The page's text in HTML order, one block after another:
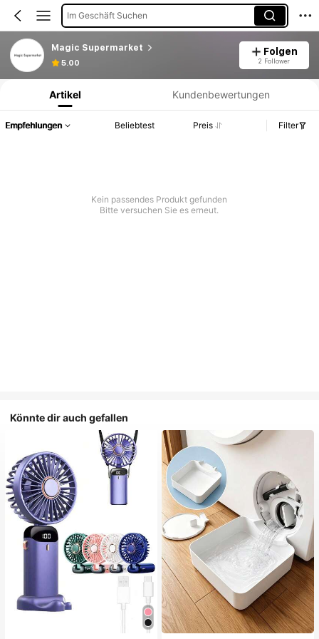
Im Geschäft Suchen
Magic Supermarket
5.00
Folgen
2 Follower
Produktinformation: Preisangabe, Verkaufs- und Lagerbestandsdetails.
Artikel Kundenbewertungen
Empfehlungen Beliebtest Preis Filter
Kein passendes Produkt gefunden
Bitte versuchen Sie es erneut.
Könnte dir auch gefallen